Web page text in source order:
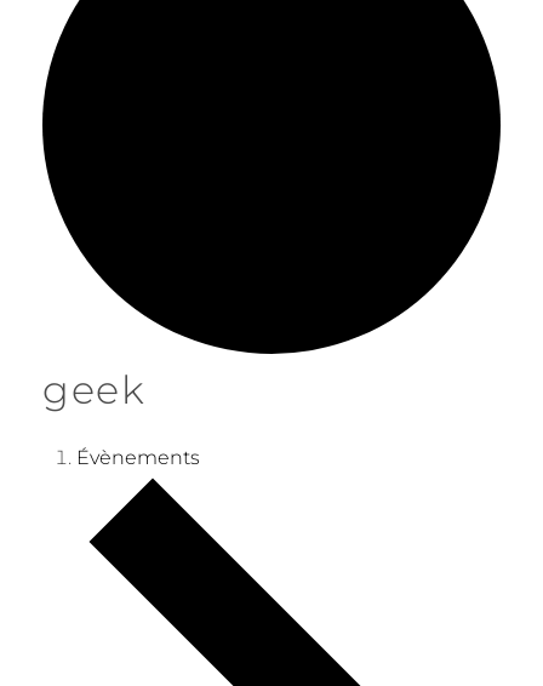
geek
Évènements